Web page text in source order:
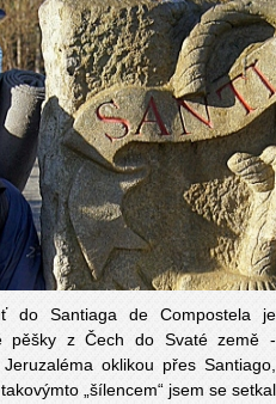
Santiaga de Compostela je
pěšky z Čech do Svaté země -
oklikou přes Santiago,
„šílencem“ jsem se setkal